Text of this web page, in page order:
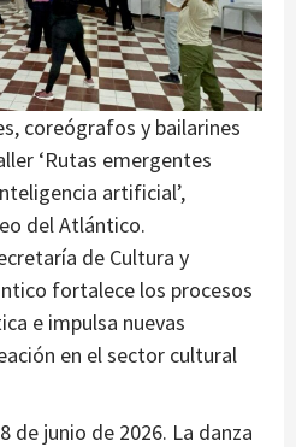
coreógrafos y bailarines
‘Rutas emergentes
artificial’,
del Atlántico.
de Cultura y
fortalece los procesos
e impulsa nuevas
en el sector cultural
de junio de 2026. La danza